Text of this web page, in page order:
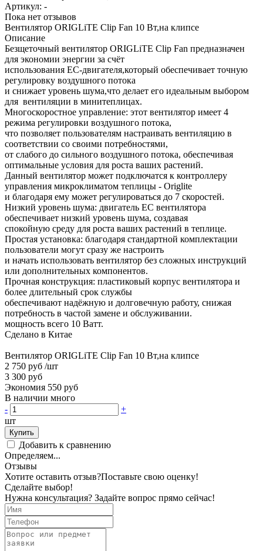
Артикул: -
Пока нет отзывов
Вентилятор ORIGLiTE Clip Fan 10 Вт,на клипсе
Описание
Безщеточный вентилятор ORIGLiTE Clip Fan предназначен
для экономии энергии за счёт
использования EC-двигателя,который обеспечивает точную
регулировку воздушного потока
и снижает уровень шума,что делает его идеальным выбором
для вентиляции в минитеплицах.
Многоскоростное управление: этот вентилятор имеет 4
режима регулировки воздушного потока,
что позволяет пользователям настраивать вентиляцию в
соответствии со своими потребностями,
от слабого до сильного воздушного потока, обеспечивая
оптимальные условия для роста ваших растений.
Данный вентилятор может подключатся к контроллеру
управления микроклиматом теплицы - Origlite
и благодаря ему может регулироваться до 7 скоростей.
Низкий уровень шума: двигатель EC вентилятора
обеспечивает низкий уровень шума, создавая
спокойную среду для роста ваших растений в теплице.
Простая установка: благодаря стандартной комплектации
пользователи могут сразу же настроить
и начать использовать вентилятор без сложных инструкций
или дополнительных компонентов.
Прочная конструкция: пластиковый корпус вентилятора и
более длительный срок службы
обеспечивают надёжную и долговечную работу, снижая
потребность в частой замене и обслуживании.
мощность всего 10 Ватт.
Сделано в Китае
Вентилятор ORIGLiTE Clip Fan 10 Вт,на клипсе
2 750 руб /шт
3 300 руб
Экономия 550 руб
В наличии много
-
+
шт
Купить
Добавить к сравнению
Определяем...
Отзывы
Хотите оставить отзыв?Поставьте свою оценку!
Сделайте выбор!
Нужна консультация? Задайте вопрос прямо сейчас!